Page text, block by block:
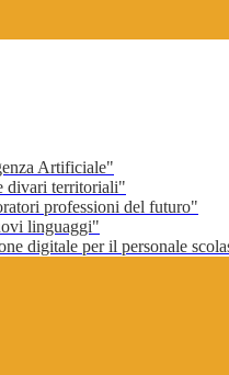
Artificiale"
divari territoriali"
professioni del futuro"
linguaggi"
digitale per il personale